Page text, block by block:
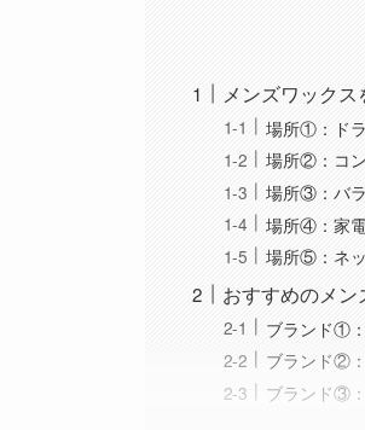
メンズワック
場所①：ド
場所②：コ
場所③：バ
場所④：家
場所⑤：ネ
おすすめのメ
ブランド①
ブランド②
ブランド③